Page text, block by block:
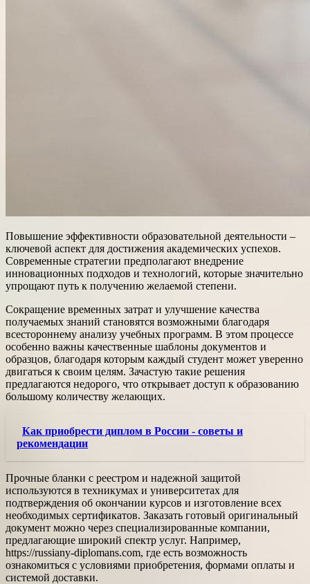
Повышение эффективности образовательной деятельности –
ключевой аспект для достижения академических успехов.
Современные стратегии предполагают внедрение
инновационных подходов и технологий, которые значительно
упрощают путь к получению желаемой степени.
Сокращение временных затрат и улучшение качества
получаемых знаний становятся возможными благодаря
всестороннему анализу учебных программ. В этом процессе
особенно важны качественные шаблоны документов и
образцов, благодаря которым каждый студент может уверенно
двигаться к своим целям. Зачастую такие решения
предлагаются недорого, что открывает доступ к образованию
большому количеству желающих.
Как приобрести диплом в России - советы и
рекомендации
Прочные бланки с реестром и надежной защитой
используются в техникумах и университетах для
подтверждения об окончании курсов и изготовление всех
необходимых сертификатов. Заказать готовый оригинальный
документ можно через специализированные компании,
предлагающие широкий спектр услуг. Например,
https://russiany-diplomans.com, где есть возможность
ознакомиться с условиями приобретения, формами оплаты и
системой доставки.